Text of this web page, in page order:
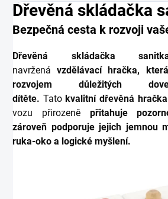
Dřevěná skládačka
Bezpečná cesta k rozvoji
Dřevěná skládačka
navrženávzdělávací hračka,
rozvojem důležitých
dítěte. Tato kvalitní dřevěná hračka
vozu přirozeně přitahuje
zároveň podporuje jejich jemnou
ruka-oko a logické myšlení.